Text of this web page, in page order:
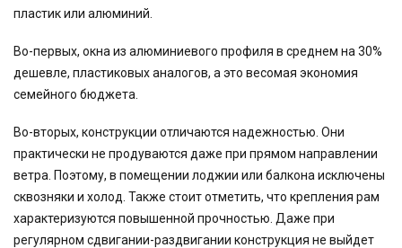
пластик или алюминий.
Во-первых, окна из алюминиевого профиля в среднем на 30%
дешевле, пластиковых аналогов, а это весомая экономия
семейного бюджета.
Во-вторых, конструкции отличаются надежностью. Они
практически не продуваются даже при прямом направлении
ветра. Поэтому, в помещении лоджии или балкона исключены
сквозняки и холод. Также стоит отметить, что крепления рам
характеризуются повышенной прочностью. Даже при
регулярном сдвигании-раздвигании конструкция не выйдет